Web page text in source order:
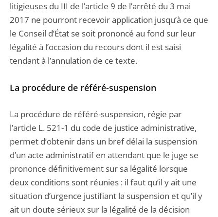
litigieuses du III de l’article 9 de l’arrêté du 3 mai
2017 ne pourront recevoir application jusqu’à ce que
le Conseil d’État se soit prononcé au fond sur leur
légalité à l’occasion du recours dont il est saisi
tendant à l’annulation de ce texte.
La procédure de référé-suspension
La procédure de référé-suspension, régie par
l’article L. 521-1 du code de justice administrative,
permet d’obtenir dans un bref délai la suspension
d’un acte administratif en attendant que le juge se
prononce définitivement sur sa légalité lorsque
deux conditions sont réunies : il faut qu’il y ait une
situation d’urgence justifiant la suspension et qu’il y
ait un doute sérieux sur la légalité de la décision